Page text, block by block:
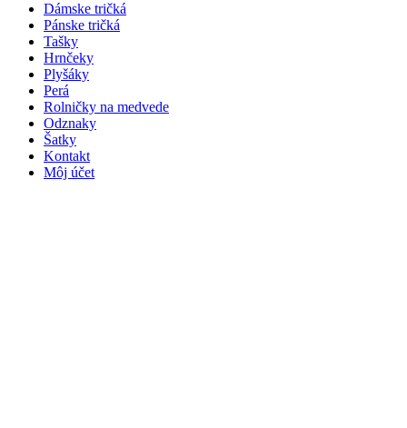
Dámske tričká
Pánske tričká
Tašky
Hrnčeky
Plyšáky
Perá
Rolničky na medvede
Odznaky
Šatky
Kontakt
Môj účet